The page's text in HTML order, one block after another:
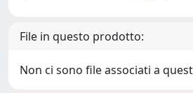
File in questo prodotto:
Non ci sono file associati a